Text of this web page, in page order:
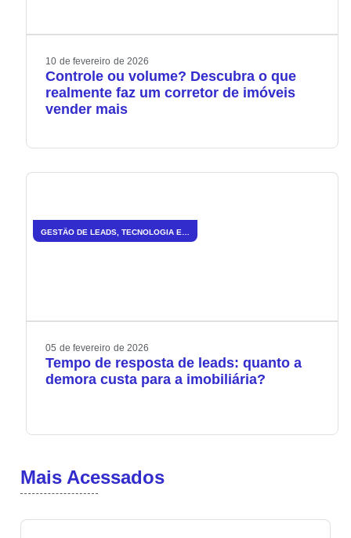
10 de fevereiro de 2026
Controle ou volume? Descubra o que
realmente faz um corretor de imóveis
vender mais
GESTÃO DE LEADS, TECNOLOGIA E INOVAÇÃO
05 de fevereiro de 2026
Tempo de resposta de leads: quanto a
demora custa para a imobiliária?
Mais Acessados